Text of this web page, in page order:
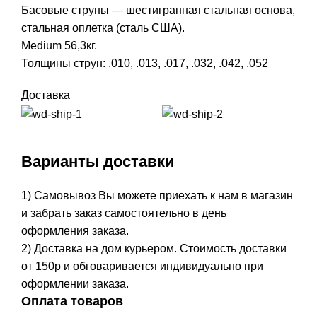
Басовые струны — шестигранная стальная основа,
стальная оплетка (сталь США).
Medium 56,3кг.
Толщины струн: .010, .013, .017, .032, .042, .052
Доставка
Варианты доставки
1) Самовывоз Вы можете приехать к нам в магазин
и забрать заказ самостоятельно в день
оформления заказа.
2) Доставка на дом курьером. Стоимость доставки
от 150р и обговаривается индивидуально при
оформлении заказа.
Оплата товаров